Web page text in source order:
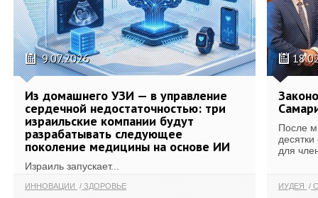
9.07.2026
Из домашнего УЗИ — в управление
сердечной недостаточностью: три
израильские компании будут
разрабатывать следующее
поколение медицины на основе ИИ
Израиль запускает...
ИННОВАЦИИ ЗДОРОВЬЕ
После
для
ИУДЕЯ